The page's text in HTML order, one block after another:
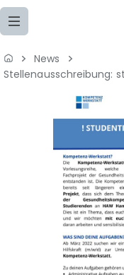
Zum
Home
Lernangebote
Meine
News
News
Stellenausschreibung: